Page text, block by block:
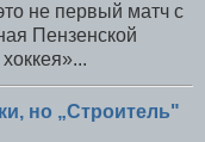
не первый матч с
Пензенской
но „Строитель"